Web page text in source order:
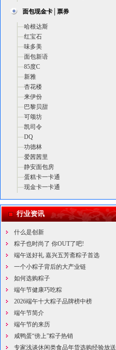
面包现金卡│票券
哈根达斯
红宝石
味多美
面包新语
85度C
新雅
杏花楼
来伊份
巴黎贝甜
可颂坊
凯司令
DQ
功德林
爱茜茜里
静安面包房
蛋糕卡一卡通
现金卡一卡通
行业资讯
什么是创新
粽子也时尚了 你OUT了吧!
端午送好礼 嘉兴五芳斋粽子首选
一个小粽子背后的大产业链
如何选购粽子
端午节健康巧吃粽
2026端午十大粽子品牌榜中榜
端午节简介
端午节的来历
咸鸭蛋“傍上”粽子热销
专家浅谈休闲类食品年货选购经验放送